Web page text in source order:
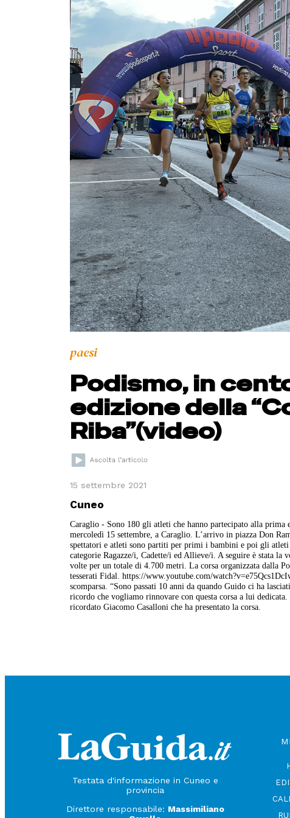
paesi
Podismo, in
edizione della
Riba”(video)
15 settembre 2021
Cuneo
Caraglio - Sono 180 gli atleti che hanno partecipato alla prima
mercoledì 15 settembre, a Caraglio. L’arrivo in piazza Don
spettatori e atleti sono partiti per primi i bambini e poi gli
categorie Ragazze/i, Cadette/i ed Allieve/i. A seguire è stata
volte per un totale di 4.700 metri. La corsa organizzata dalla
tesserati Fidal. https://www.youtube.com/
scomparsa. “Sono passati 10 anni da quando Guido ci ha
ricordo che vogliamo rinnovare con questa corsa a lui
ricordato Giacomo Casalloni che ha presentato la corsa.
Testata d'informazione in Cuneo e
provincia
Direttore responsabile: Massimiliano